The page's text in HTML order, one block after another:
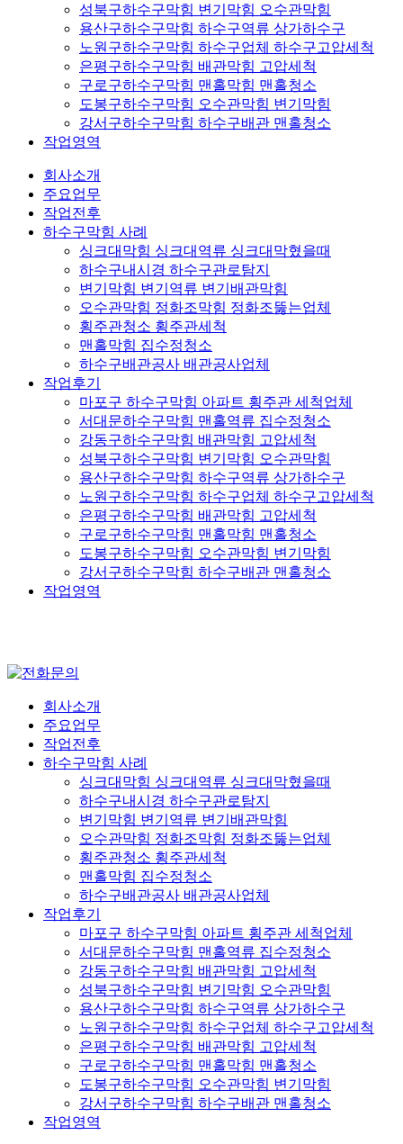
성북구하수구막힘 변기막힘 오수관막힘
용산구하수구막힘 하수구역류 상가하수구
노원구하수구막힘 하수구업체 하수구고압세척
은평구하수구막힘 배관막힘 고압세척
구로구하수구막힘 맨홀막힘 맨홀청소
도봉구하수구막힘 오수관막힘 변기막힘
강서구하수구막힘 하수구배관 맨홀청소
작업영역
회사소개
주요업무
작업전후
하수구막힘 사례
싱크대막힘 싱크대역류 싱크대막혔을때
하수구내시경 하수구관로탐지
변기막힘 변기역류 변기배관막힘
오수관막힘 정화조막힘 정화조뚫는업체
횡주관청소 횡주관세척
맨홀막힘 집수정청소
하수구배관공사 배관공사업체
작업후기
마포구 하수구막힘 아파트 횡주관 세척업체
서대문하수구막힘 맨홀역류 집수정청소
강동구하수구막힘 배관막힘 고압세척
성북구하수구막힘 변기막힘 오수관막힘
용산구하수구막힘 하수구역류 상가하수구
노원구하수구막힘 하수구업체 하수구고압세척
은평구하수구막힘 배관막힘 고압세척
구로구하수구막힘 맨홀막힘 맨홀청소
도봉구하수구막힘 오수관막힘 변기막힘
강서구하수구막힘 하수구배관 맨홀청소
작업영역
회사소개
주요업무
작업전후
하수구막힘 사례
싱크대막힘 싱크대역류 싱크대막혔을때
하수구내시경 하수구관로탐지
변기막힘 변기역류 변기배관막힘
오수관막힘 정화조막힘 정화조뚫는업체
횡주관청소 횡주관세척
맨홀막힘 집수정청소
하수구배관공사 배관공사업체
작업후기
마포구 하수구막힘 아파트 횡주관 세척업체
서대문하수구막힘 맨홀역류 집수정청소
강동구하수구막힘 배관막힘 고압세척
성북구하수구막힘 변기막힘 오수관막힘
용산구하수구막힘 하수구역류 상가하수구
노원구하수구막힘 하수구업체 하수구고압세척
은평구하수구막힘 배관막힘 고압세척
구로구하수구막힘 맨홀막힘 맨홀청소
도봉구하수구막힘 오수관막힘 변기막힘
강서구하수구막힘 하수구배관 맨홀청소
작업영역